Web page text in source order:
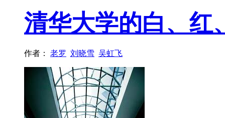
清华大学的白、红
作者： 老罗 刘晓雪 吴虹飞